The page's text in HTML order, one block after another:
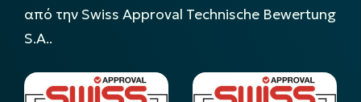
από την Swiss Approval Technische Bewertung
S.A..